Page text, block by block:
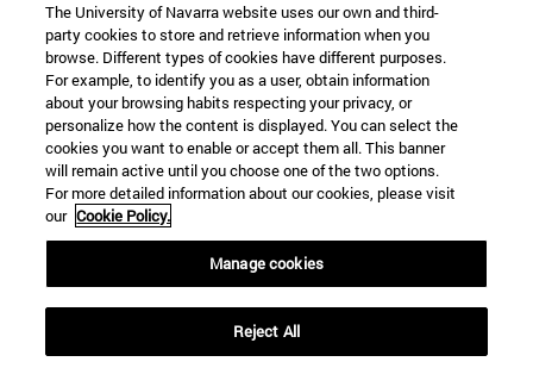
The University of Navarra website uses our own and third-
party cookies to store and retrieve information when you
browse. Different types of cookies have different purposes.
For example, to identify you as a user, obtain information
about your browsing habits respecting your privacy, or
personalize how the content is displayed. You can select the
cookies you want to enable or accept them all. This banner
will remain active until you choose one of the two options.
For more detailed information about our cookies, please visit
our Cookie Policy.
Manage cookies
Reject All